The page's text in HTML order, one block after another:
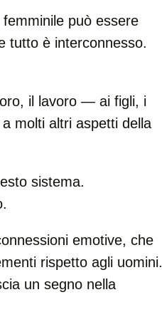
può essere
tutto è interconnesso.
il lavoro — ai figli, i
molti altri aspetti della
sistema.
emotive, che
rispetto agli uomini.
un segno nella